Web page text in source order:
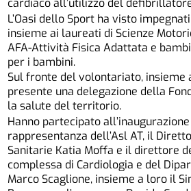
cardiaco all’utilizzo del
L’Oasi dello Sport ha visto
insieme ai laureati di Scienze
AFA-Attività Fisica Adattata e
per i bambini.
Sul fronte del volontariato, insieme
presente una delegazione della
la salute del territorio.
Hanno partecipato
rappresentanza dell’Asl AT, il
Sanitarie Katia Moffa e il direttore
complessa di Cardiologia e del
Marco Scaglione, insieme a loro il